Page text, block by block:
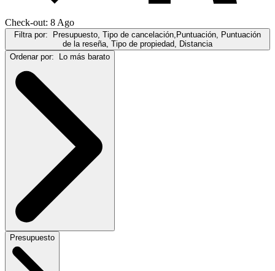
Check-out: 8 Ago
Filtra por: Presupuesto, Tipo de cancelación,Puntuación, Puntuación
de la reseña, Tipo de propiedad, Distancia
Ordenar por: Lo más barato
Presupuesto